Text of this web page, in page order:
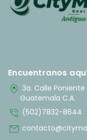
Encuentranos
home_pin 3a. Calle
Guatemala C.A.
phone_in_talk (502)7832-8644
mail